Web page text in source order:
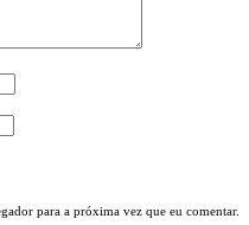
para a próxima vez que eu comentar.